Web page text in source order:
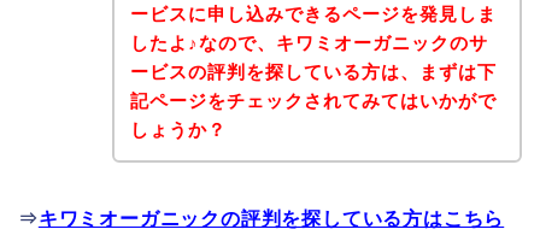
ービスに申し込みできるページを発見しま
したよ♪なので、キワミオーガニックのサ
ービスの評判を探している方は、まずは下
記ページをチェックされてみてはいかがで
しょうか？
⇒キワミオーガニックの評判を探している方はこちら